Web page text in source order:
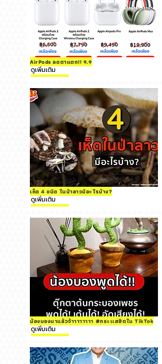
AirPods ลดตาแตก!! 9.9
ดูเพิ่มเติม
เห็ด 4 ชนิด ในป่าลาวมีอะไรบ้าง?
ดูเพิ่มเติม
น้องบองมาแล้วจ้าาาาาาาา #กระเเสฮิตใน TikTok
ดูเพิ่มเติม